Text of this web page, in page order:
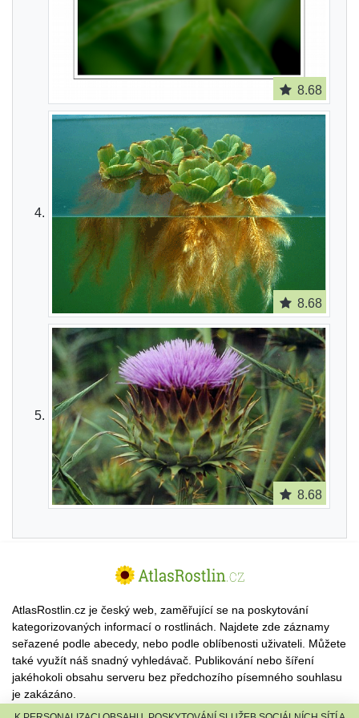
8.68
8.68
8.68
AtlasRostlin.cz je český web, zaměřující se na poskytování
kategorizovaných informací o rostlinách. Najdete zde záznamy
seřazené podle abecedy, nebo podle oblíbenosti uživateli. Můžete
také využít náš snadný vyhledávač. Publikování nebo šíření
jakéhokoli obsahu serveru bez předchozího písemného souhlasu
je zakázáno.